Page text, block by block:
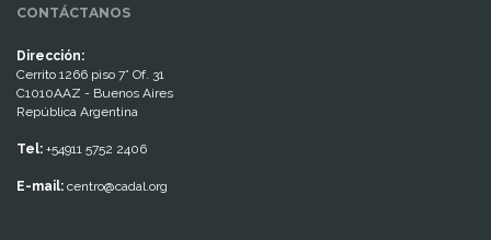
CONTÁCTANOS
Dirección:
Cerrito 1266 piso 7° Of. 31
C1010AAZ - Buenos Aires
República Argentina
Tel: +54911 5752 2406
E-mail: centro@cadal.org